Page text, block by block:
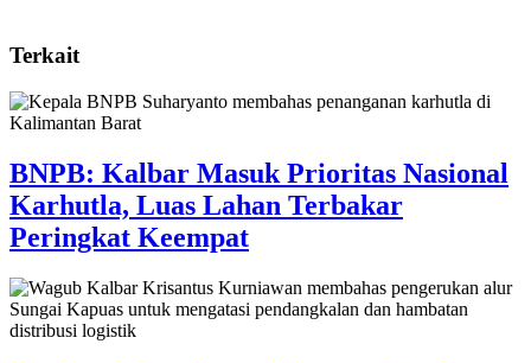
Terkait
BNPB: Kalbar Masuk Prioritas Nasional
Karhutla, Luas Lahan Terbakar
Peringkat Keempat